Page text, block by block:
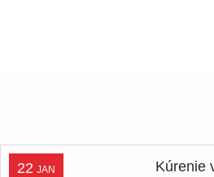
22 JAN Kúrenie